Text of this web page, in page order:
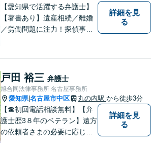
談対応】
【愛知県で活躍する弁護士】
【著書あり】遺産相続／離婚
／労働問題に注力！探偵事務
す。お困りごとがあれば、お
気軽にご相談を！【法テラス
可】
詳細を見
る
戸田 裕三 弁護士
旭合同法律事務所 名古屋事務所
愛知県|名古屋市中区 丸の内駅 から徒歩3分
【☎︎初回電話相談無料】【弁
護士歴3８年のベテラン】遠方
の依頼者さまの必要に応じて
詳細を見
る